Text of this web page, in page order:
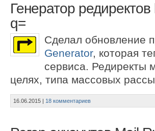
Генератор
q=
Сделал обновление
Generator, которая
сервиса. Редиректы
целях, типа массовых
16.06.2015 | 18 комментариев